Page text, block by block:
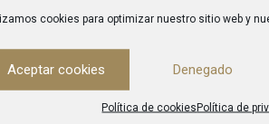
cookies para optimizar nuestro sitio web y
Aceptar cookies Denegado
Política de cookiesPolítica de
Desde
es de
Una vez